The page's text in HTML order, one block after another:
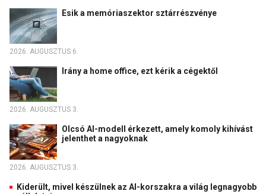
Esik a memóriaszektor sztárrészvénye
2026. AUGUSZTUS 6.
Irány a home office, ezt kérik a cégektől
2026. AUGUSZTUS 3.
Olcsó AI-modell érkezett, amely komoly kihívást
jelenthet a nagyoknak
2026. AUGUSZTUS 3.
Kiderült, mivel készülnek az AI-korszakra a világ legnagyobb